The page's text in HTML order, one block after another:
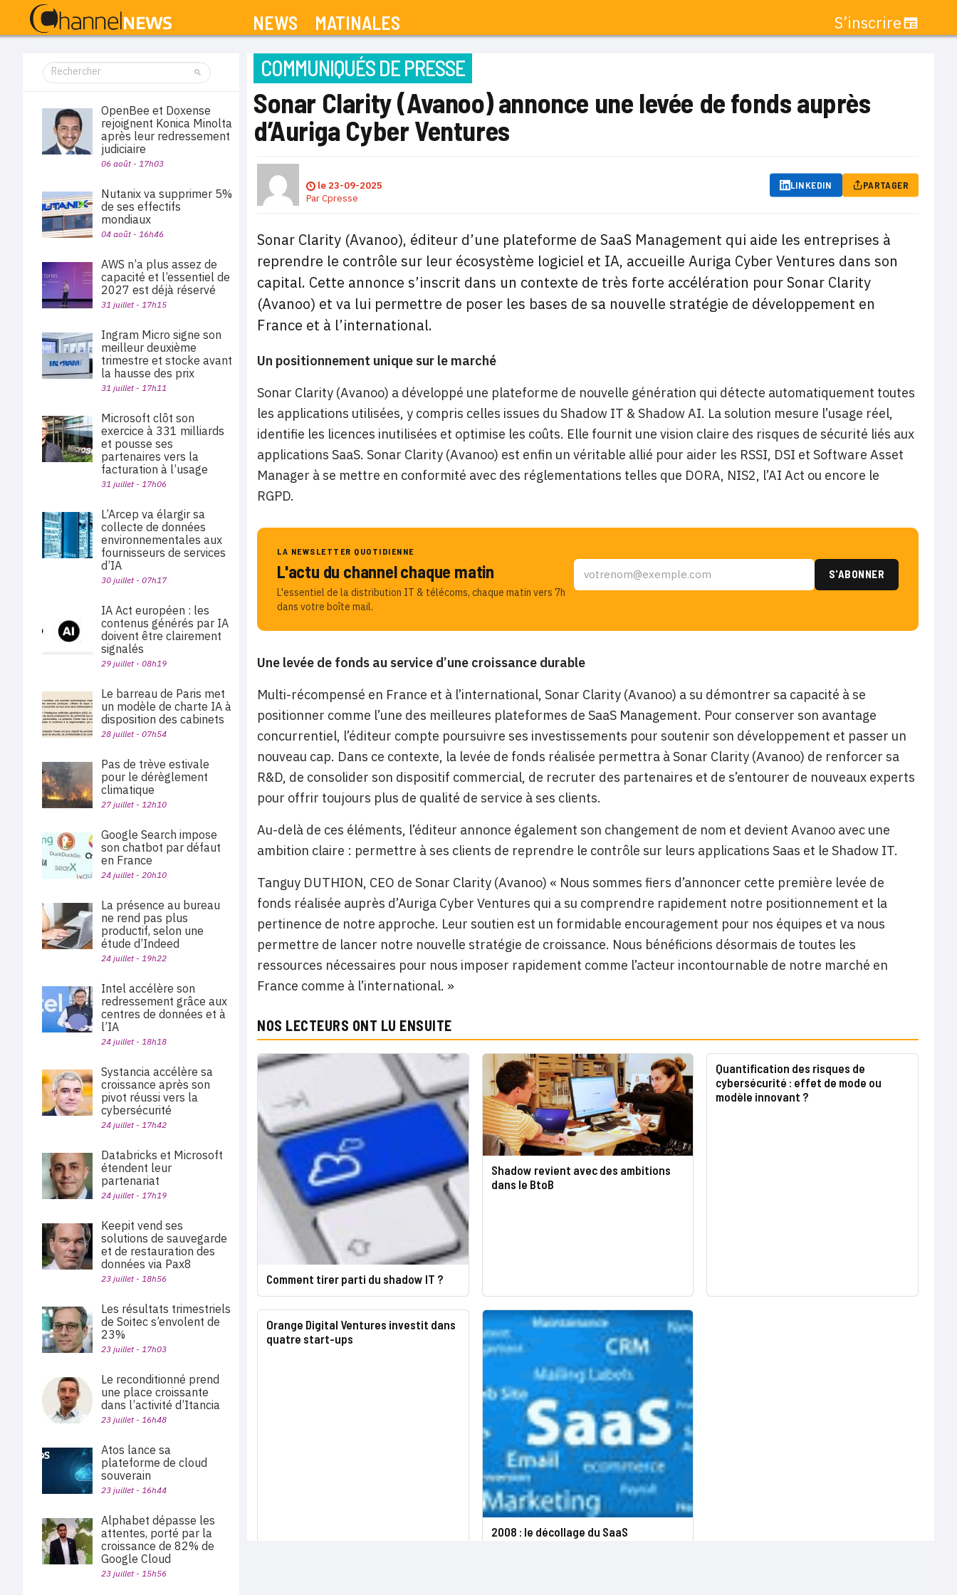
NEWS MATINALES S’inscrire
COMMUNIQUÉS DE PRESSE
Sonar Clarity (Avanoo) annonce une levée de fonds auprès
d’Auriga Cyber Ventures
le 23-09-2025
ParCpresse
LINKEDIN PARTAGER
Sonar Clarity (Avanoo), éditeur d’une plateforme de SaaS Management qui aide les entreprises à
reprendre le contrôle sur leur écosystème logiciel et IA, accueille Auriga Cyber Ventures dans son
capital. Cette annonce s’inscrit dans un contexte de très forte accélération pour Sonar Clarity
(Avanoo) et va lui permettre de poser les bases de sa nouvelle stratégie de développement en
France et à l’international.
Un positionnement unique sur le marché
Sonar Clarity (Avanoo) a développé une plateforme de nouvelle génération qui détecte automatiquement toutes
les applications utilisées, y compris celles issues du Shadow IT & Shadow AI. La solution mesure l’usage réel,
identifie les licences inutilisées et optimise les coûts. Elle fournit une vision claire des risques de sécurité liés aux
applications SaaS. Sonar Clarity (Avanoo) est enfin un véritable allié pour aider les RSSI, DSI et Software Asset
Manager à se mettre en conformité avec des réglementations telles que DORA, NIS2, l’AI Act ou encore le
RGPD.
LA NEWSLETTER QUOTIDIENNE
L'actu du channel chaque matin
L'essentiel de la distribution IT & télécoms, chaque matin vers 7h
dans votre boîte mail.
Une levée de fonds au service d’une croissance durable
Multi-récompensé en France et à l’international, Sonar Clarity (Avanoo) a su démontrer sa capacité à se
positionner comme l’une des meilleures plateformes de SaaS Management. Pour conserver son avantage
concurrentiel, l’éditeur compte poursuivre ses investissements pour soutenir son développement et passer un
nouveau cap. Dans ce contexte, la levée de fonds réalisée permettra à Sonar Clarity (Avanoo) de renforcer sa
R&D, de consolider son dispositif commercial, de recruter des partenaires et de s’entourer de nouveaux experts
pour offrir toujours plus de qualité de service à ses clients.
Au-delà de ces éléments, l’éditeur annonce également son changement de nom et devient Avanoo avec une
ambition claire : permettre à ses clients de reprendre le contrôle sur leurs applications Saas et le Shadow IT.
Tanguy DUTHION, CEO de Sonar Clarity (Avanoo) « Nous sommes fiers d’annoncer cette première levée de
fonds réalisée auprès d’Auriga Cyber Ventures qui a su comprendre rapidement notre positionnement et la
pertinence de notre approche. Leur soutien est un formidable encouragement pour nos équipes et va nous
permettre de lancer notre nouvelle stratégie de croissance. Nous bénéficions désormais de toutes les
ressources nécessaires pour nous imposer rapidement comme l’acteur incontournable de notre marché en
France comme à l’international. »
NOS LECTEURS ONT LU ENSUITE
Comment tirer parti du shadow IT ?
Shadow revient avec des ambitions
dans le BtoB
Quantification des risques de
cybersécurité : effet de mode ou
modèle innovant ?
Orange Digital Ventures investit dans
quatre start-ups
2008 : le décollage du SaaS
OpenBee et Doxense
rejoignent Konica Minolta
après leur redressement
judiciaire
06 août - 17h03
Nutanix va supprimer 5%
de ses effectifs
mondiaux
04 août - 16h46
AWS n’a plus assez de
capacité et l’essentiel de
2027 est déjà réservé
31 juillet - 17h15
Ingram Micro signe son
meilleur deuxième
trimestre et stocke avant
la hausse des prix
31 juillet - 17h11
Microsoft clôt son
exercice à 331 milliards
et pousse ses
partenaires vers la
facturation à l’usage
31 juillet - 17h06
L’Arcep va élargir sa
collecte de données
environnementales aux
fournisseurs de services
d’IA
30 juillet - 07h17
IA Act européen : les
contenus générés par IA
doivent être clairement
signalés
29 juillet - 08h19
Le barreau de Paris met
un modèle de charte IA à
disposition des cabinets
28 juillet - 07h54
Pas de trève estivale
pour le dérèglement
climatique
27 juillet - 12h10
Google Search impose
son chatbot par défaut
en France
24 juillet - 20h10
La présence au bureau
ne rend pas plus
productif, selon une
étude d’Indeed
24 juillet - 19h22
Intel accélère son
redressement grâce aux
centres de données et à
l’IA
24 juillet - 18h18
Systancia accélère sa
croissance après son
pivot réussi vers la
cybersécurité
24 juillet - 17h42
Databricks et Microsoft
étendent leur
partenariat
24 juillet - 17h19
Keepit vend ses
solutions de sauvegarde
et de restauration des
données via Pax8
23 juillet - 18h56
Les résultats trimestriels
de Soitec s’envolent de
23%
23 juillet - 17h03
Le reconditionné prend
une place croissante
dans l’activité d’Itancia
23 juillet - 16h48
Atos lance sa
plateforme de cloud
souverain
23 juillet - 16h44
Alphabet dépasse les
attentes, porté par la
croissance de 82% de
Google Cloud
23 juillet - 15h56